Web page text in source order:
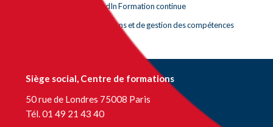
LinkedIn Formation continue
LinkedIn Centre de bilans et de gestion des compétences
Siège social, Centre de formations
50 rue de Londres 75008 Paris
Tél. 01 49 21 43 40